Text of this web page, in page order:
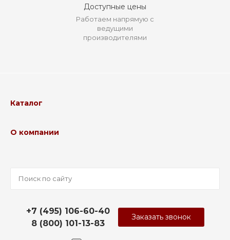
Доступные цены
Работаем напрямую с
ведущими
производителями
Каталог
О компании
+7 (495) 106-60-40
8 (800) 101-13-83
Заказать звонок